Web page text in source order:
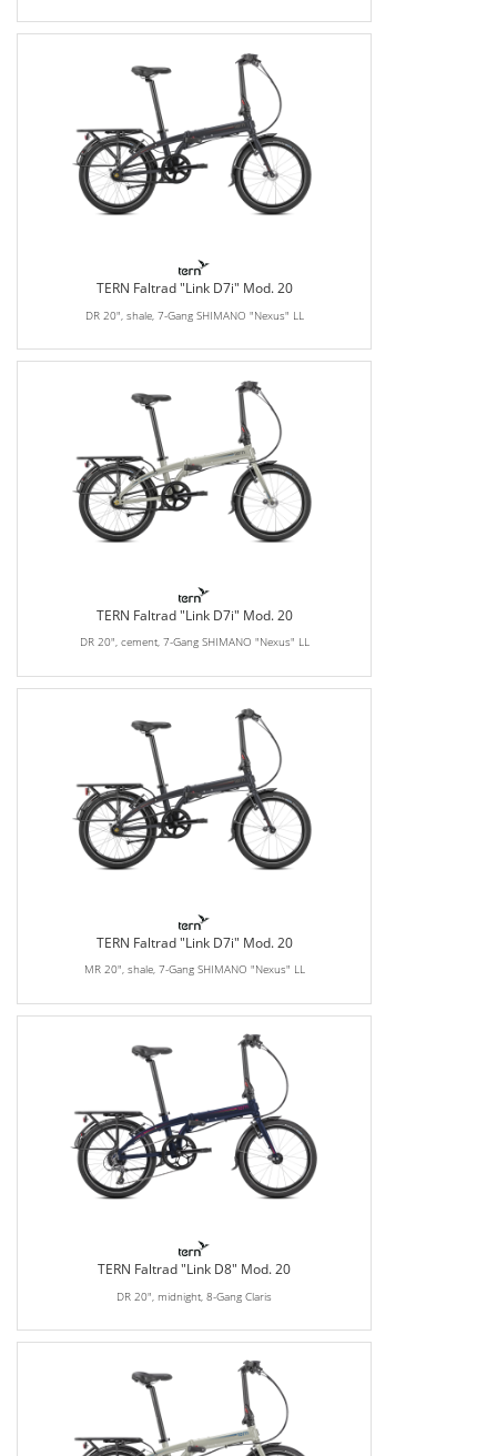
TERN Faltrad "Link D7i" Mod. 20
DR 20", shale, 7-Gang SHIMANO "Nexus" LL
TERN Faltrad "Link D7i" Mod. 20
DR 20", cement, 7-Gang SHIMANO "Nexus" LL
TERN Faltrad "Link D7i" Mod. 20
MR 20", shale, 7-Gang SHIMANO "Nexus" LL
TERN Faltrad "Link D8" Mod. 20
DR 20", midnight, 8-Gang Claris